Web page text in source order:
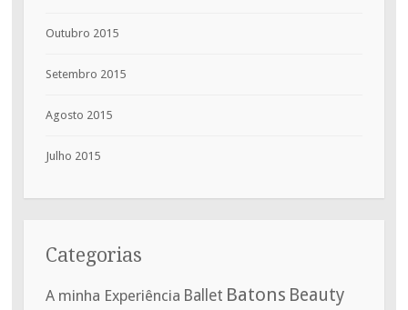
Outubro 2015
Setembro 2015
Agosto 2015
Julho 2015
Categorias
A minha Experiência Ballet Batons Beauty